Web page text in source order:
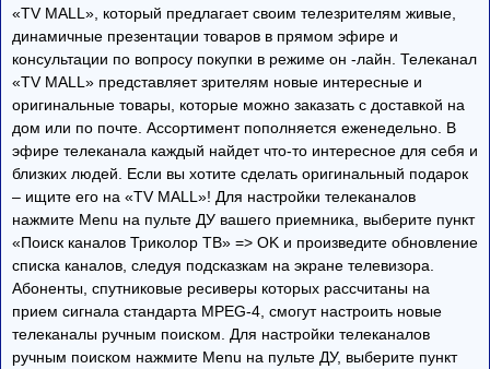
«TV MALL», который предлагает своим телезрителям живые,
динамичные презентации товаров в прямом эфире и
консультации по вопросу покупки в режиме он -лайн. Телеканал
«TV MALL» представляет зрителям новые интересные и
оригинальные товары, которые можно заказать с доставкой на
дом или по почте. Ассортимент пополняется еженедельно. В
эфире телеканала каждый найдет что-то интересное для себя и
близких людей. Если вы хотите сделать оригинальный подарок
– ищите его на «TV MALL»! Для настройки телеканалов
нажмите Menu на пульте ДУ вашего приемника, выберите пункт
«Поиск каналов Триколор ТВ» => OK и произведите обновление
списка каналов, следуя подсказкам на экране телевизора.
Абоненты, спутниковые ресиверы которых рассчитаны на
прием сигнала стандарта MPEG-4, смогут настроить новые
телеканалы ручным поиском. Для настройки телеканалов
ручным поиском нажмите Menu на пульте ДУ, выберите пункт